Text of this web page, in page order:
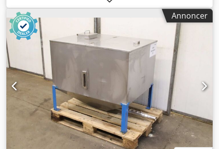
Kapacitet: ca. 500 liter -Sigte: Ø 10 mm -Tankindhold:
pulvermaling -Dimensioner: 1070/860/H950 mm -Vægt: 201
kg
Annoncer